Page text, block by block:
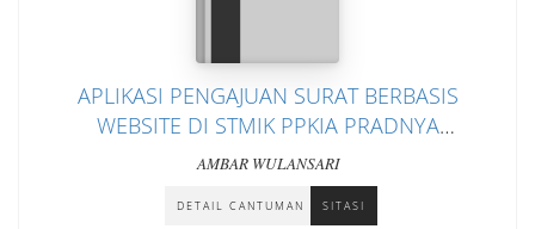
APLIKASI PENGAJUAN SURAT BERBASIS
WEBSITE DI STMIK PPKIA PRADNYA
PARAMITA MALANG
AMBAR WULANSARI
DETAIL CANTUMAN SITASI